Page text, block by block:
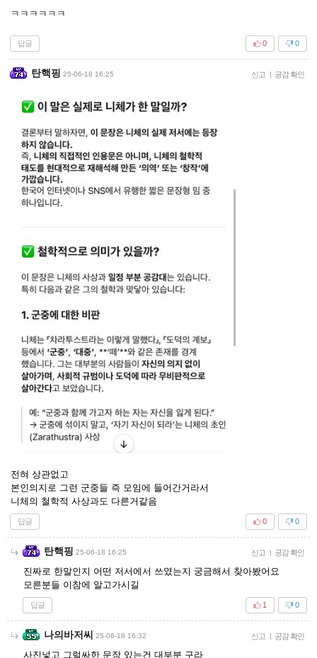
ㅋㅋㅋㅋㅋㅋ
답글 0
0
탄핵핑 25-06-18 16:25 신고 | 공감 확인
전혀 상관없고
본인의지로 그런 군중들 즉 모임에 들어간거라서
니체의 철학적 사상과도 다른거같음
답글 0
0
탄핵핑 25-06-18 16:25 신고 | 공감 확인
진짜로 한말인지 어떤 저서에서 쓰였는지 궁금해서 찾아봤어요
모른분들 이참에 알고가시길
답글 0
1
나의바저씨 25-06-18 16:32 신고 | 공감 확인
사진넣고 그럴싸한 문장 있는건 대부분 구라